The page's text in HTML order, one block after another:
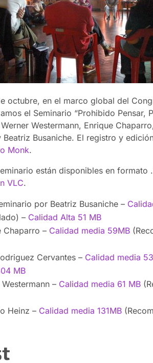
octubre, en el marco global del
el Seminario “Prohibido Pensar,
Westermann, Enrique
Beatriz Busaniche. El registro y
Monk.
están disponibles en formato
VLC.
por Beatriz Busaniche –
– Calidad Alta 51 MB
Chaparro – Calidad media 59MB
Cervantes – Calidad media
MB
– Calidad media 61 MB
Heinz – Calidad media 131MB